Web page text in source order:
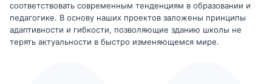
соответствовать современным тенденциям в образовании и
педагогике. В основу наших проектов заложены принципы
адаптивности и гибкости, позволяющие зданию школы не
терять актуальности в быстро изменяющемся мире.